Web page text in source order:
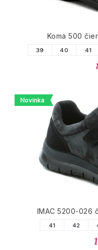
Koma 500
39 40 41
Novinka
IMAC 5200-026
41 42